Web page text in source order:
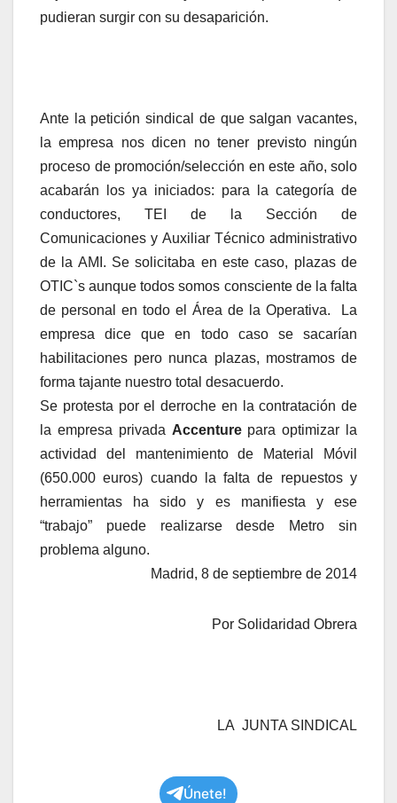
pudieran surgir con su desaparición.
Ante la petición sindical de que salgan vacantes,
la empresa nos dicen no tener previsto ningún
proceso de promoción/selección en este año, solo
acabarán los ya iniciados: para la categoría de
conductores, TEI de la Sección de
Comunicaciones y Auxiliar Técnico administrativo
de la AMI. Se solicitaba en este caso, plazas de
OTIC`s aunque todos somos consciente de la falta
de personal en todo el Área de la Operativa. La
empresa dice que en todo caso se sacarían
habilitaciones pero nunca plazas, mostramos de
forma tajante nuestro total desacuerdo.
Se protesta por el derroche en la contratación de
la empresa privada Accenturepara optimizar la
actividad del mantenimiento de Material Móvil
(650.000 euros) cuando la falta de repuestos y
herramientas ha sido y es manifiesta y ese
“trabajo” puede realizarse desde Metro sin
problema alguno.
Madrid, 8 de septiembre de 2014
Por Solidaridad Obrera
LA JUNTA SINDICAL
Únete!